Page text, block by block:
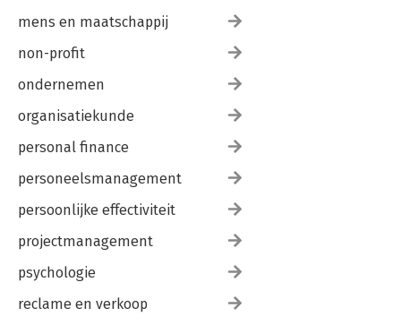
mens en maatschappij
non-profit
ondernemen
organisatiekunde
personal finance
personeelsmanagement
persoonlijke effectiviteit
projectmanagement
psychologie
reclame en verkoop